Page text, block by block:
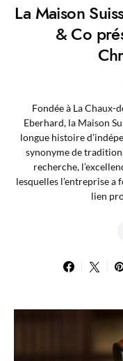
La Maison
& Co
Fondée à La Chaux-
Eberhard, la Maison
longue histoire
synonyme de
recherche,
lesquelles l’entreprise a
lien